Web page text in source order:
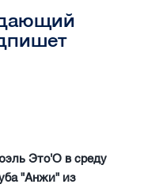
Это'О в среду
"Анжи" из